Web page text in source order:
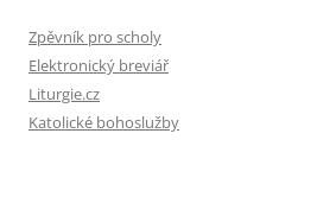
Zpěvník pro scholy
Elektronický breviář
Liturgie.cz
Katolické bohoslužby